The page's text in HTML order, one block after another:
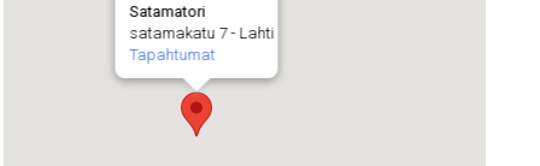
Satamatori
satamakatu 7 - Lahti
Tapahtumat